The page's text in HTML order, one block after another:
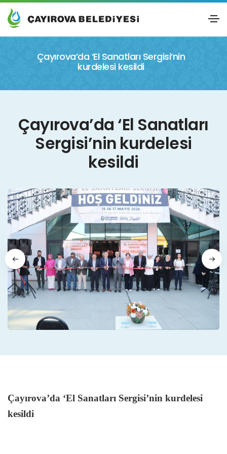
Çayırova’da ‘El Sanatları Sergisi’nin
kurdelesi kesildi
Çayırova’da ‘El Sanatları
Sergisi’nin kurdelesi
kesildi
Çayırova’da ‘El Sanatları Sergisi’nin kurdelesi
kesildi